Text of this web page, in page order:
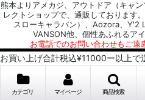
熊本よりアメカジ、アウトドア（キャ
レクトショップで、通販しております
スローキャラバン）、Aozora、Y'2
VANSON他、個性あふれるア
お電話でのお問い合わせもご
お買い上げ合計税込¥11000ー以上で
カテゴリ マイページ 商品検索